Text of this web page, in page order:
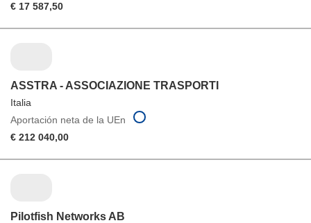
€ 17 587,50
ASSTRA - ASSOCIAZIONE TRASPORTI
Italia
Aportación neta de la UEn
€ 212 040,00
Pilotfish Networks AB